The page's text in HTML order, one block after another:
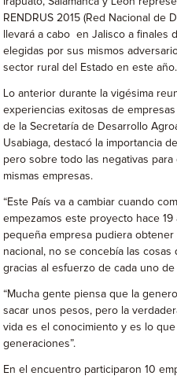
RENDRUS 2015 (Red Nacional de
llevará a cabo en Jalisco a finales
elegidas por sus mismos
sector rural del Estado en este año.
Lo anterior durante la vigésima
experiencias exitosas de
de la Secretaría de Desarrollo
Usabiaga, destacó la importancia
pero sobre todo las negativas
mismas empresas.
“Este País va a cambiar cuando
empezamos este proyecto hace
pequeña empresa pudiera
nacional, no se concebía las
gracias al esfuerzo de cada uno
“Mucha gente piensa que la
sacar unos pesos, pero la
vida es el conocimiento y es lo
generaciones”.
En el encuentro participaron 10